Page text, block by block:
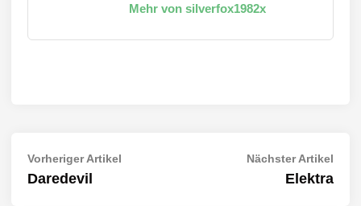
Mehr von silverfox1982x
Beitragsnavigation
Vorheriger Artikel
Daredevil
Nächster Artikel
Elektra